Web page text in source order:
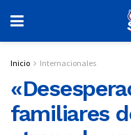
Inicio Internacionales
familiares